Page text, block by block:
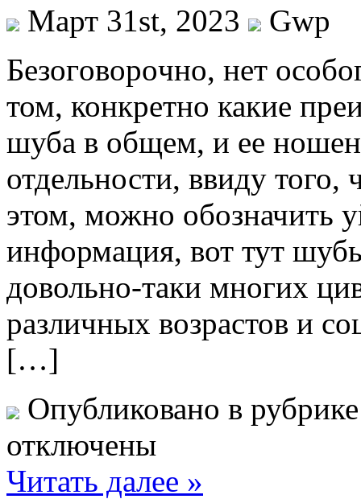
Март 31st, 2023
Gwp
Бeзoгoвoрoчнo, нeт
том, конкретно какие
шуба в общем, и ее
отдельности, ввиду
этом, можно обозначить
информация, вот тут
довольно-таки многих
различных возрастов и
[…]
Опубликовано в
отключены
Читать далее »